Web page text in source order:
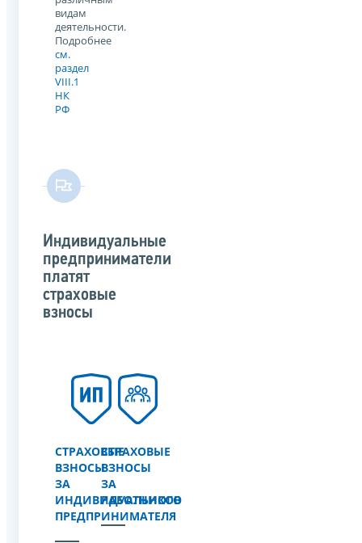
видам
деятельности.
Подробнее
см.
раздел
VIII.1
НК
РФ
Индивидуальные
предприниматели
платят
страховые
взносы
СТРАХОВЫЕ
ВЗНОСЫ
ЗА
ИНДИВИДУАЛЬНОГО
ПРЕДПРИНИМАТЕЛЯ
СТРАХОВЫЕ
ВЗНОСЫ
ЗА
РАБОТНИКОВ